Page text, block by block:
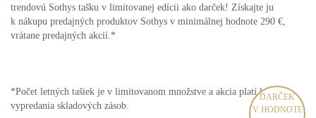
trendovú Sothys tašku v limitovanej edícii ako darček! Získajte ju
k nákupu predajných produktov Sothys v minimálnej hodnote 290 €,
vrátane predajných akcií.*
*Počet letných tašiek je v limitovanom množstve a akcia platí len do
vypredania skladových zásob.
DARČEK
V HODNOTE